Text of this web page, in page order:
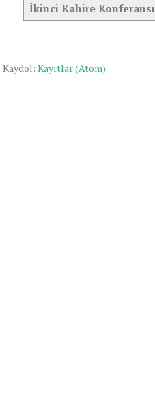
İkinci Kahire Konferansı
Kaydol: Kayıtlar (Atom)